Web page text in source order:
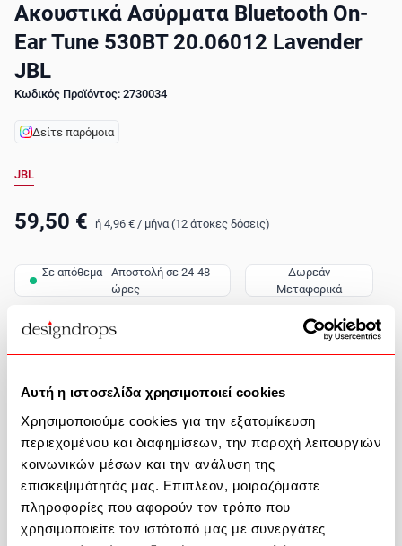
Αυτή η ιστοσελίδα χρησιμοποιεί cookies
Χρησιμοποιούμε cookies για την εξατομίκευση
περιεχομένου και διαφημίσεων, την παροχή λειτουργιών
κοινωνικών μέσων και την ανάλυση της
επισκεψιμότητάς μας. Επιπλέον, μοιραζόμαστε
πληροφορίες που αφορούν τον τρόπο που
χρησιμοποιείτε τον ιστότοπό μας με συνεργάτες
Ακουστικά Ασύρματα Bluetooth On-
Ear Tune 530BT 20.06012 Lavender
JBL
Κωδικός Προϊόντος: 2730034
Δείτε παρόμοια
JBL
59,50 € ή 4,96 € / μήνα (12 άτοκες δόσεις)
Σε απόθεμα - Αποστολή σε 24-48
ώρες
Δωρεάν
Μεταφορικά
Ποσότητα
Προσθήκη στο καλάθι
Περιγραφή Προϊόντος